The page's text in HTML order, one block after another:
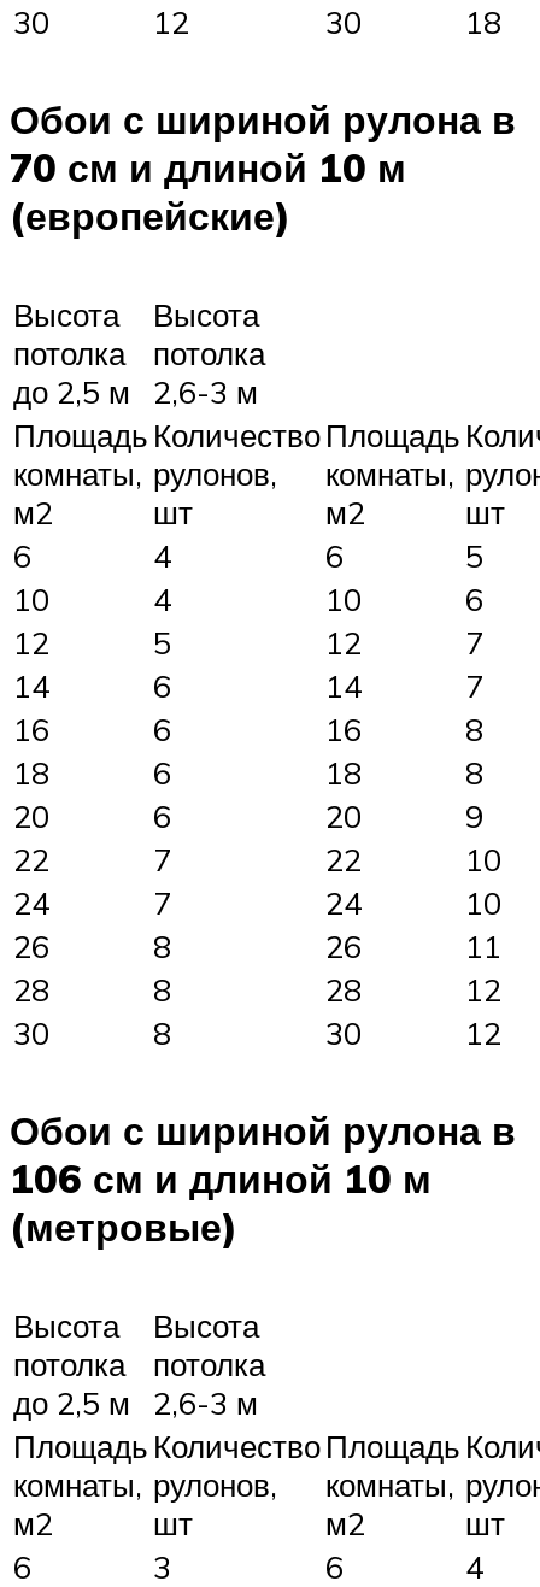
30
12 30 18
Обои с шириной рулона в
70 см и длиной 10 м
(европейские)
Высота
потолка
до 2,5 м
Высота
потолка
2,6-3 м
Площадь
комнаты,
м2
Количество
рулонов,
шт
Площадь
комнаты,
м2
шт
6
4 6
5
10
4 10
6
12
5 12
7
14
6 14
7
16
6 16
8
18
6 18
8
20
6 20
9
22
7 22
10
24
7 24
10
26
8 26
11
28
8 28
12
30
8 30 12
Обои с шириной рулона в
106 см и длиной 10 м
(метровые)
Высота
потолка
до 2,5 м
Высота
потолка
2,6-3 м
Площадь
комнаты,
м2
Количество
рулонов,
шт
Площадь
комнаты,
м2
шт
6
3 6
4